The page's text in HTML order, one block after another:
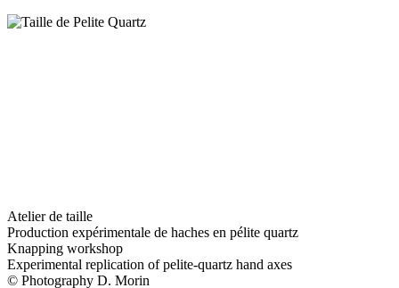
Atelier de taille
Production expérimentale de haches en pélite quartz
Knapping workshop
Experimental replication of pelite-quartz hand axes
© Photography D. Morin